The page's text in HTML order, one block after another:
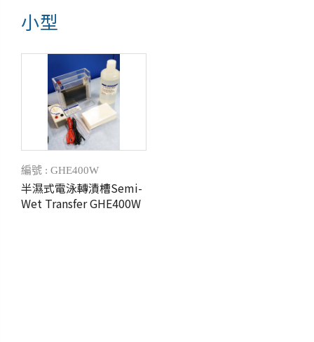
小型
編號 : GHE400W
半濕式電泳轉漬槽Semi-
Wet Transfer GHE400W